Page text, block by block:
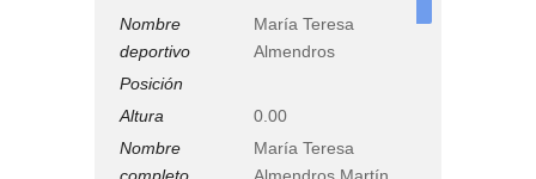
Nombre
deportivo
María Teresa
Almendros
Posición
Altura
0.00
Nombre
María Teresa